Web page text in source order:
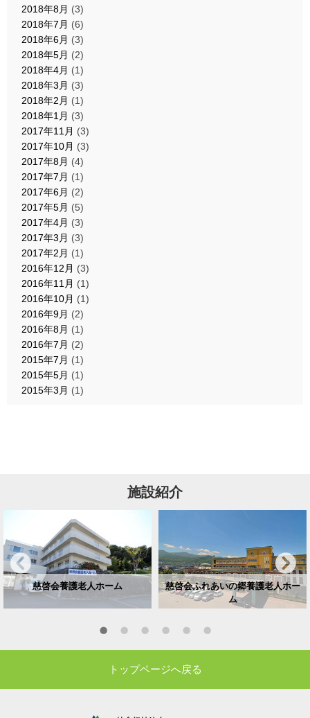
2018年8月 (3)
2018年7月 (6)
2018年6月 (3)
2018年5月 (2)
2018年4月 (1)
2018年3月 (3)
2018年2月 (1)
2018年1月 (3)
2017年11月 (3)
2017年10月 (3)
2017年8月 (4)
2017年7月 (1)
2017年6月 (2)
2017年5月 (5)
2017年4月 (3)
2017年3月 (3)
2017年2月 (1)
2016年12月 (3)
2016年11月 (1)
2016年10月 (1)
2016年9月 (2)
2016年8月 (1)
2016年7月 (2)
2015年7月 (1)
2015年5月 (1)
2015年3月 (1)
施設紹介
慈啓会養護老人ホーム
慈啓会ふれあいの郷養護老人ホー
ム
トップページへ戻る